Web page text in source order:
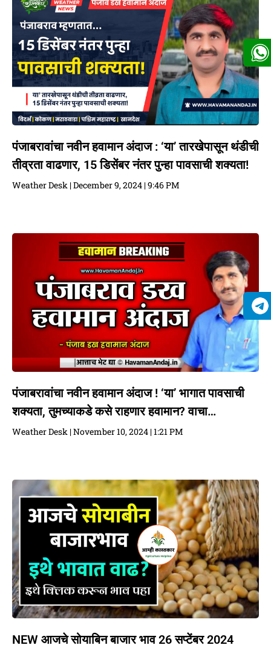
पंजाबरावांचा नवीन हवामान अंदाज : ‘या’ तारखेपासून थंडीची
तीव्रता वाढणार, 15 डिसेंबर नंतर पुन्हा पावसाची शक्यता!
Weather Desk December 9, 2024 9:46 PM
पंजाबरावांचा नवीन हवामान अंदाज ! ‘या’ भागात पावसाची
शक्यता, तुमच्याकडे कसे राहणार हवामान? वाचा…
Weather Desk November 10, 2024 1:21 PM
NEW आजचे सोयाबिन बाजार भाव 26 सप्टेंबर 2024